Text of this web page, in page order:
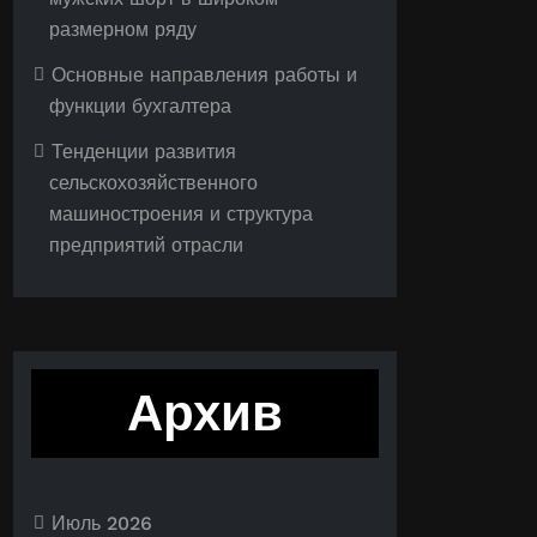
размерном ряду
Основные направления работы и
функции бухгалтера
Тенденции развития
сельскохозяйственного
машиностроения и структура
предприятий отрасли
Архив
Июль 2026